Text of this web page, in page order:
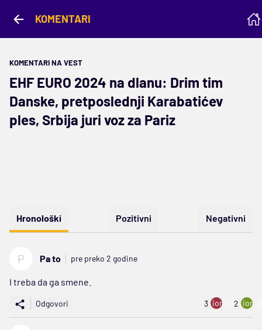
KOMENTARI
KOMENTARI NA VEST
EHF EURO 2024 na dlanu: Drim tim
Danske, pretposlednji Karabatićev
ples, Srbija juri voz za Pariz
Hronološki Pozitivni Negativni
P Pa to pre preko 2 godine
I treba da ga smene.
Odgovori 3 ion:minus
2